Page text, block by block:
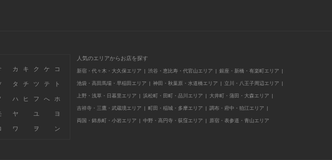
カ キ ク ケ コ
タ チ ツ テ ト
ハ ヒ フ へ ホ
ヤ ユ ヨ
ワ ヲ ン
人気のエリアからお店を探す
新宿・代々木・大久保エリア 渋谷・恵比寿・代官山エリア 銀座・新橋・有楽町エリア
池袋・高田馬場・早稲田エリア 神田・秋葉原・水道橋エリア 立川・八王子周辺エリア
上野・浅草・日暮里エリア 浜松町・田町・品川エリア 大井町・蒲田・大森エリア
吉祥寺・三鷹・武蔵境エリア 町田・稲城・多摩エリア 調布・府中・狛江エリア
両国・錦糸町・小岩エリア 中野・高円寺・荻窪エリア 原宿・表参道・青山エリア